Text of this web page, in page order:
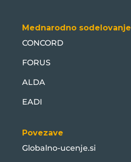
Mednarodno sodelovanje
CONCORD
FORUS
ALDA
EADI
Povezave
Globalno-ucenje.si